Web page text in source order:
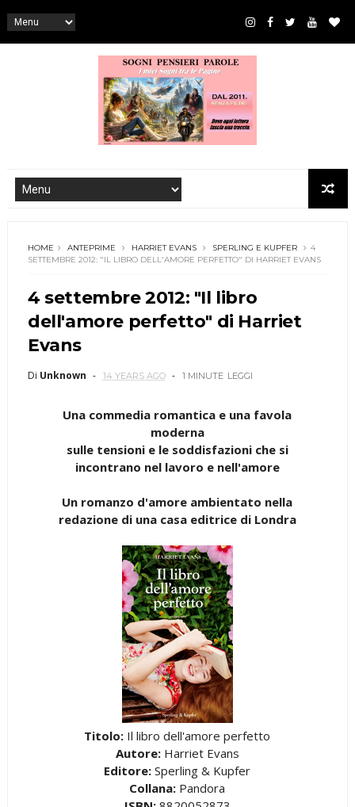
HOME ANTEPRIME HARRIET EVANS SPERLING E KUPFER
4
SETTEMBRE 2012: "IL LIBRO DELL'AMORE PERFETTO" DI HARRIET EVANS
4 settembre 2012: "Il libro
dell'amore perfetto" di Harriet
Evans
Di Unknown 14 YEARS AGO 1 MINUTE LEGGI
Una commedia romantica e una favola
moderna
sulle tensioni e le soddisfazioni che si
incontrano nel lavoro e nell'amore
Un romanzo d'amore ambientato nella
redazione di una casa editrice di Londra
Titolo: Il libro dell'amore perfetto
Autore:Harriet Evans
Editore: Sperling & Kupfer
Collana: Pandora